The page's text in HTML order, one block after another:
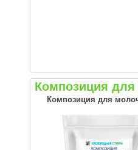
Композиция
Композиция для